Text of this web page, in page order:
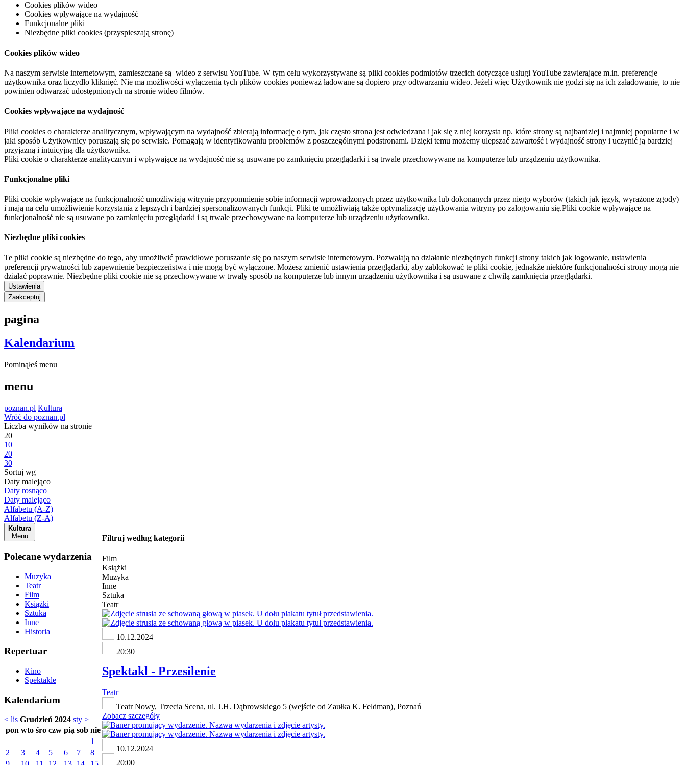
Cookies plików wideo
Cookies wpływające na wydajność
Funkcjonalne pliki
Niezbędne pliki cookies (przyspieszają stronę)
Cookies plików wideo
Na naszym serwisie internetowym, zamieszczane są wideo z serwisu YouTube. W tym celu wykorzystywane są pliki cookies podmiotów trzecich dotyczące usługi YouTube zawierające m.in. preferencje
użytkownika oraz liczydło kliknięć. Nie ma możliwości wyłączenia tych plików cookies ponieważ ładowane są dopiero przy odtwarzaniu wideo. Jeżeli więc Użytkownik nie godzi się na ich załadowanie, to nie
powinien odtwarzać udostępnionych na stronie wideo filmów.
Cookies wpływające na wydajność
Pliki cookies o charakterze analitycznym, wpływającym na wydajność zbierają informację o tym, jak często strona jest odwiedzana i jak się z niej korzysta np. które strony są najbardziej i najmniej popularne i w
jaki sposób Użytkownicy poruszają się po serwisie. Pomagają w identyfikowaniu problemów z poszczególnymi podstronami. Dzięki temu możemy ulepszać zawartość i wydajność strony i uczynić ją bardziej
przyjazną i intuicyjną dla użytkownika.
Pliki cookie o charakterze analitycznym i wpływające na wydajność nie są usuwane po zamknięciu przeglądarki i są trwale przechowywane na komputerze lub urządzeniu użytkownika.
Funkcjonalne pliki
Pliki cookie wpływające na funkcjonalność umożliwiają witrynie przypomnienie sobie informacji wprowadzonych przez użytkownika lub dokonanych przez niego wyborów (takich jak język, wyrażone zgody)
i mają na celu umożliwienie korzystania z lepszych i bardziej spersonalizowanych funkcji. Pliki te umożliwiają także optymalizację użytkowania witryny po zalogowaniu się.Pliki cookie wpływające na
funkcjonalność nie są usuwane po zamknięciu przeglądarki i są trwale przechowywane na komputerze lub urządzeniu użytkownika.
Niezbędne pliki cookies
Te pliki cookie są niezbędne do tego, aby umożliwić prawidłowe poruszanie się po naszym serwisie internetowym. Pozwalają na działanie niezbędnych funkcji strony takich jak logowanie, ustawienia
preferencji prywatności lub zapewnienie bezpieczeństwa i nie mogą być wyłączone. Możesz zmienić ustawienia przeglądarki, aby zablokować te pliki cookie, jednakże niektóre funkcjonalności strony mogą nie
działać poprawnie. Niezbędne pliki cookie nie są przechowywane w trwały sposób na komputerze lub innym urządzeniu użytkownika i są usuwane z chwilą zamknięcia przeglądarki.
Ustawienia
Zaakceptuj
pagina
Kalendarium
Pominąłeś menu
menu
poznan.pl Kultura
Wróć do poznan.pl
Liczba wyników na stronie
20
10
20
30
Sortuj wg
Daty malejąco
Daty rosnąco
Daty malejąco
Alfabetu (A-Z)
Alfabetu (Z-A)
Kultura
Menu
Polecane wydarzenia
Muzyka
Teatr
Film
Książki
Sztuka
Inne
Historia
Repertuar
Kino
Spektakle
Kalendarium
< lis Grudzień 2024 sty >
pon wto śro czw pią sob nie
1
2
3 4 5 6 7
8
Filtruj według kategorii
Film
Książki
Muzyka
Inne
Sztuka
Teatr
10.12.2024
20:30
Spektakl - Przesilenie
Teatr
Teatr Nowy, Trzecia Scena, ul. J.H. Dąbrowskiego 5 (wejście od Zaułka K. Feldman), Poznań
Zobacz szczegóły
10.12.2024
20:00